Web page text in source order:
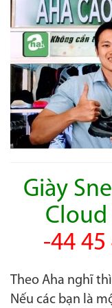
Giày
Cloud
-44 45
Theo Aha nghĩ
Nếu các bạn là